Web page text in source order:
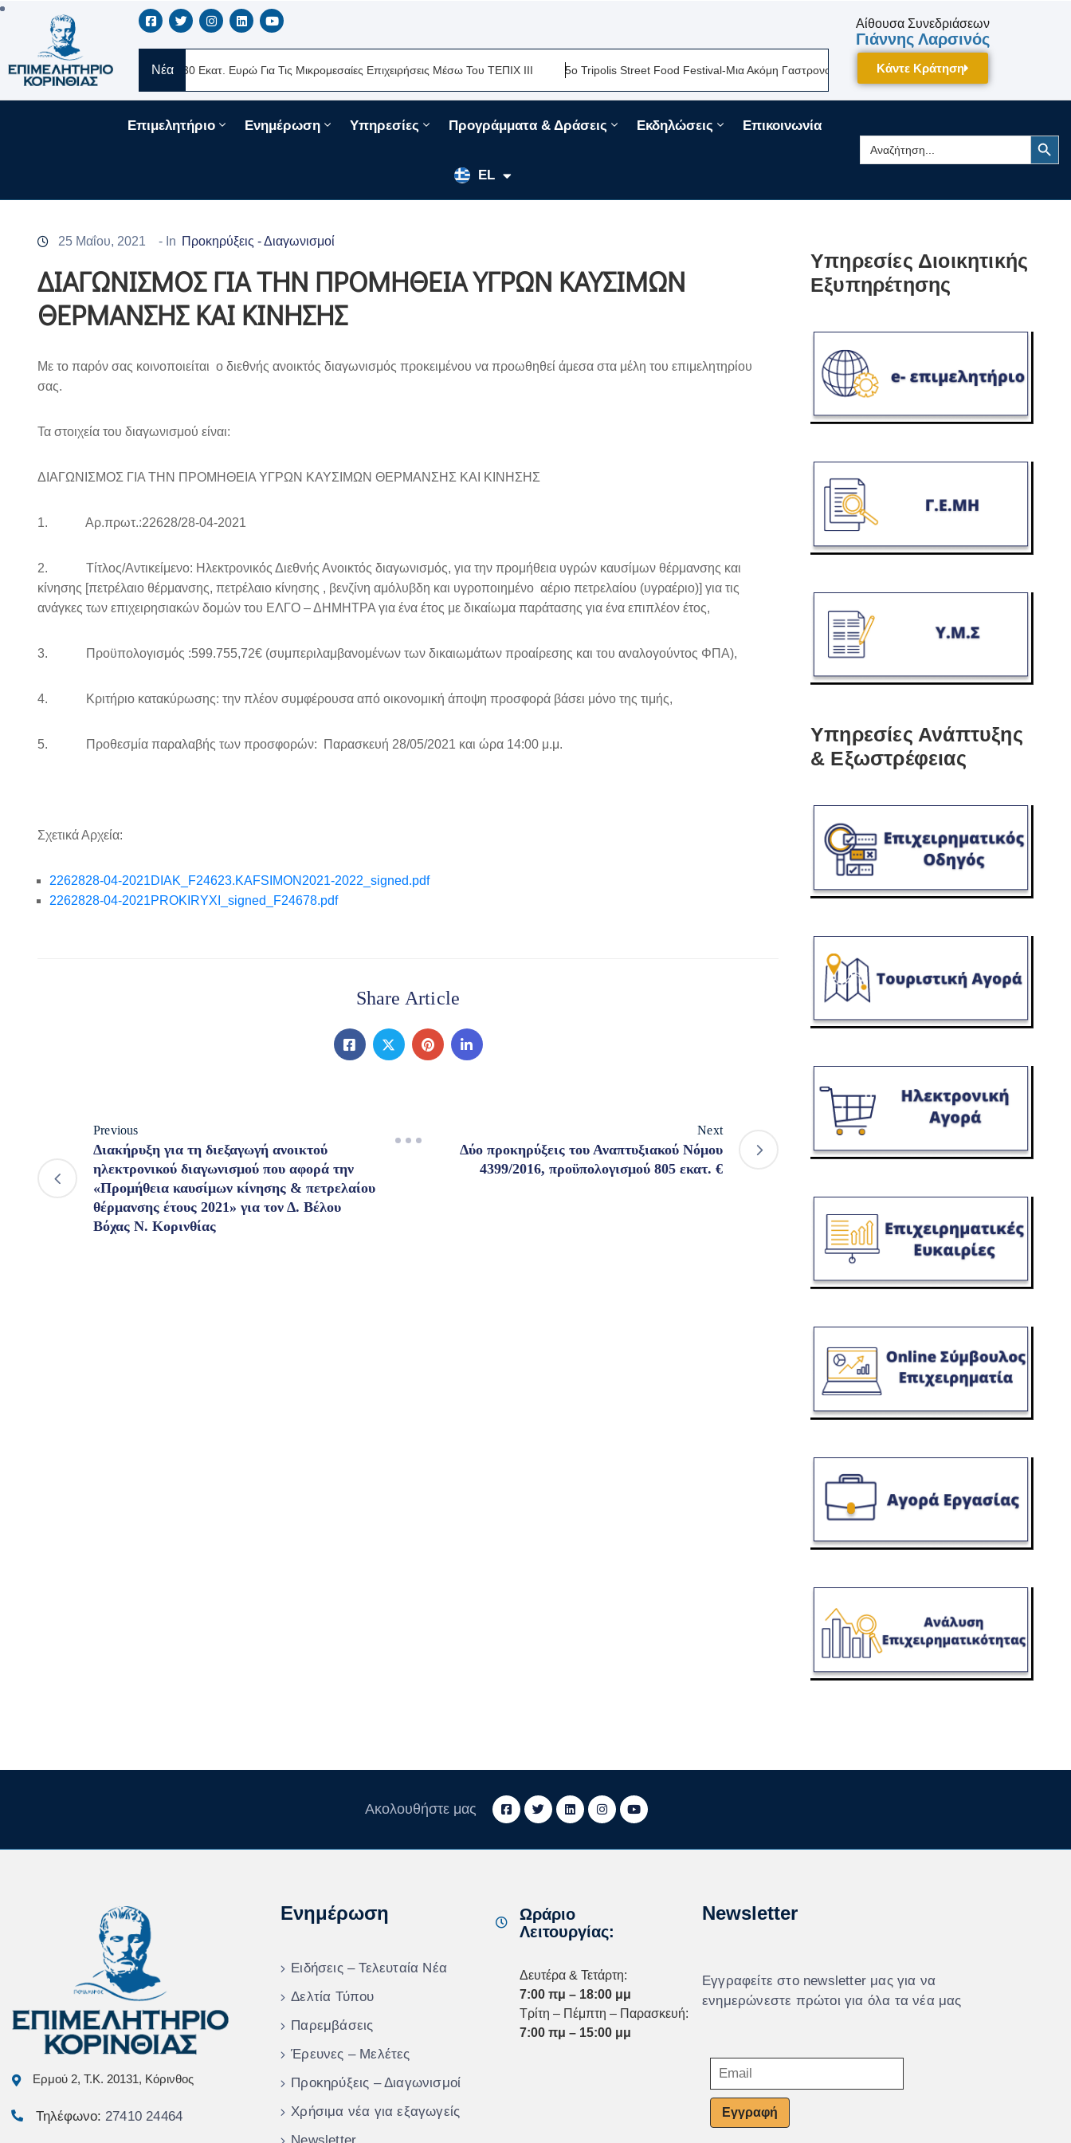
Νέα
Ελλάς Νέα Δάνεια 330 Εκατ. Ευρώ Για Τις Μικρομεσαίες Επιχειρήσεις Μέσω Του ΤΕΠΙΧ ΙΙΙ 5ο Tripolis Street Food Festival-Μια Ακόμη Γαστρονομική Γιορτή Της Πελοποννήσου Δίνει Ραντεβού Τον
Αίθουσα Συνεδριάσεων
Γιάννης Λαρσινός
Κάντε Κράτηση
Επιμελητήριο Ενημέρωση Υπηρεσίες Προγράμματα & Δράσεις Εκδηλώσεις Επικοινωνία
EL
EN
FR
Search
for:
Search Button
25 Μαΐου, 2021 - In Προκηρύξεις - Διαγωνισμοί
ΔΙΑΓΩΝΙΣΜΟΣ ΓΙΑ ΤΗΝ ΠΡΟΜΗΘΕΙΑ ΥΓΡΩΝ ΚΑΥΣΙΜΩΝ
ΘΕΡΜΑΝΣΗΣ ΚΑΙ ΚΙΝΗΣΗΣ
Με το παρόν σας κοινοποιείται ο διεθνής ανοικτός διαγωνισμός προκειμένου να προωθηθεί άμεσα στα μέλη του επιμελητηρίου
σας.
Τα στοιχεία του διαγωνισμού είναι:
ΔΙΑΓΩΝΙΣΜΟΣ ΓΙΑ ΤΗΝ ΠΡΟΜΗΘΕΙΑ ΥΓΡΩΝ ΚΑΥΣΙΜΩΝ ΘΕΡΜΑΝΣΗΣ ΚΑΙ ΚΙΝΗΣΗΣ
1. Αρ.πρωτ.:22628/28-04-2021
2. Τίτλος/Αντικείμενο: Ηλεκτρονικός Διεθνής Ανοικτός διαγωνισμός, για την προμήθεια υγρών καυσίμων θέρμανσης και
κίνησης [πετρέλαιο θέρμανσης, πετρέλαιο κίνησης , βενζίνη αμόλυβδη και υγροποιημένο αέριο πετρελαίου (υγραέριο)] για τις
ανάγκες των επιχειρησιακών δομών του ΕΛΓΟ – ΔΗΜΗΤΡΑ για ένα έτος με δικαίωμα παράτασης για ένα επιπλέον έτος,
3. Προϋπολογισμός :599.755,72€ (συμπεριλαμβανομένων των δικαιωμάτων προαίρεσης και του αναλογούντος ΦΠΑ),
4. Κριτήριο κατακύρωσης: την πλέον συμφέρουσα από οικονομική άποψη προσφορά βάσει μόνο της τιμής,
5. Προθεσμία παραλαβής των προσφορών: Παρασκευή 28/05/2021 και ώρα 14:00 μ.μ.
Σχετικά Αρχεία:
2262828-04-2021DIAK_F24623.KAFSIMON2021-2022_signed.pdf
2262828-04-2021PROKIRYXI_signed_F24678.pdf
Share Article
Previous
Διακήρυξη για τη διεξαγωγή ανοικτού
ηλεκτρονικού διαγωνισμού που αφορά την
«Προμήθεια καυσίμων κίνησης & πετρελαίου
θέρμανσης έτους 2021» για τον Δ. Βέλου
Βόχας Ν. Κορινθίας
Next
Δύο προκηρύξεις του Αναπτυξιακού Νόμου
4399/2016, προϋπολογισμού 805 εκατ. €
Υπηρεσίες Διοικητικής
Εξυπηρέτησης
Υπηρεσίες Ανάπτυξης
& Εξωστρέφειας
Ακολουθήστε μας
Ερμού 2, Τ.Κ. 20131, Κόρινθος
Τηλέφωνο: 27410 24464
Ενημέρωση
Ειδήσεις – Τελευταία Νέα
Δελτία Τύπου
Παρεμβάσεις
Έρευνες – Μελέτες
Προκηρύξεις – Διαγωνισμοί
Χρήσιμα νέα για εξαγωγείς
Ωράριο
Λειτουργίας:
Δευτέρα & Τετάρτη:
7:00 πμ – 18:00 μμ
Τρίτη – Πέμπτη – Παρασκευή:
7:00 πμ – 15:00 μμ
Newsletter
Εγγραφείτε στο newsletter μας για να
ενημερώνεστε πρώτοι για όλα τα νέα μας
Εγγραφή